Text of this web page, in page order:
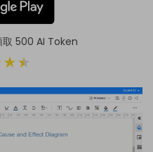
500 AI Token